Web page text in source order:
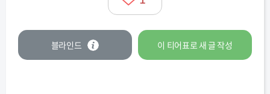
블라인드 이 티어표로 새 글 작성